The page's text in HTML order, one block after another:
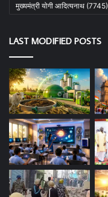
मुख्यमंत्री योगी आदित्यनाथ (7745)
LAST MODIFIED POSTS